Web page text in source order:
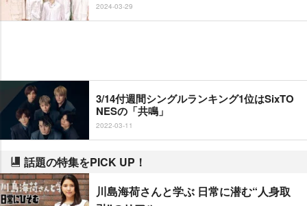
2024-03-29
3/14付週間シングルランキング1位はSixTO
NESの「共鳴」
2022-03-11
話題の特集をPICK UP！
川島海荷さんと学ぶ 日常に潜む“人身取